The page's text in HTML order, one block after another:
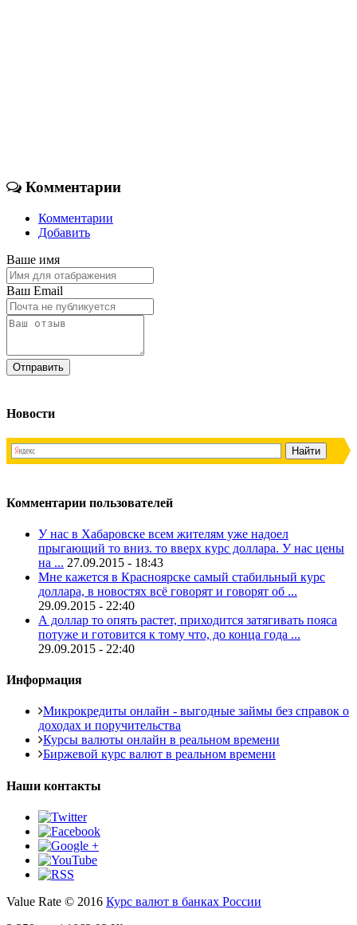
Комментарии
Комментарии
Добавить
Ваше имя
Ваш Email
Новости
Комментарии пользователей
У нас в Хабаровске всем жителям уже надоел
прыгающий то вниз. то вверх курс доллара. У нас цены
на ... 27.09.2015 - 18:43
Мне кажется в Красноярске самый стабильный курс
доллара, в новостях всё говорят и говорят об ...
29.09.2015 - 22:40
А доллар то опять растет, приходится затягивать пояса
потуже и готовится к тому что, до конца года ...
29.09.2015 - 22:40
Информация
Микрокредиты онлайн - выгодные займы без справок о
доходах и поручительства
Курсы валюты онлайн в реальном времени
Биржевой курс валют в реальном времени
Наши контакты
Value Rate © 2016 Курс валют в банках России